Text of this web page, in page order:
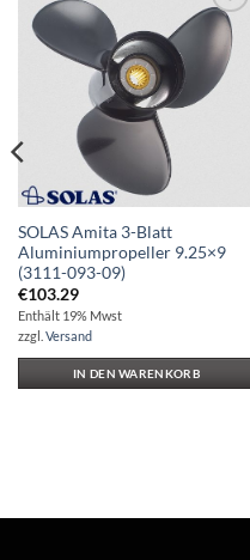
Auf die
Wunschliste
SOLAS Amita 3-Blatt
Aluminiumpropeller 9.25×9
(3111-093-09)
€103.29
Enthält 19% Mwst
zzgl. Versand
IN DEN WARENKORB